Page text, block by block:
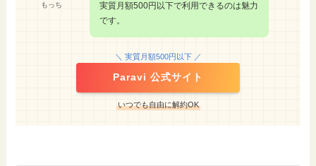
もっち
実質月額500円以下で利用できるのは魅力
です。
＼ 実質月額500円以下 ／
Paravi 公式サイト
いつでも自由に解約OK